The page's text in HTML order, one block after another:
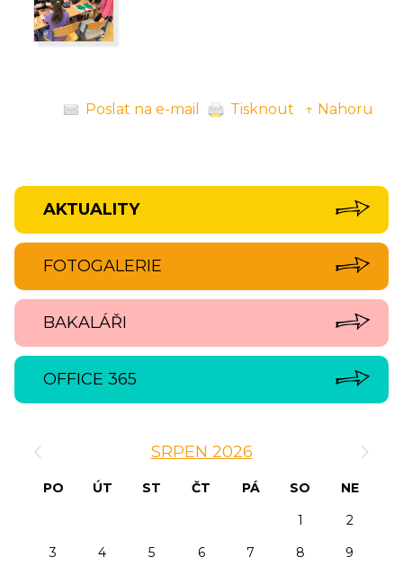
Poslat na e-mail Tisknout ↑ Nahoru
AKTUALITY
FOTOGALERIE
BAKALÁŘI
OFFICE 365
SRPEN 2026
PO ÚT ST ČT PÁ SO
NE
1
2
3
4 5 6 7 8
9